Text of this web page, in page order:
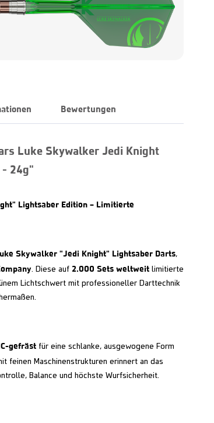
Bewertungen
Luke Skywalker Jedi Knight
24g"
Lightsaber Edition – Limitierte
Skywalker "Jedi Knight" Lightsaber Darts,
. Diese auf 2.000 Sets weltweit limitierte
Lichtschwert mit professioneller Darttechnik
gefräst für eine schlanke, ausgewogene Form
feinen Maschinenstrukturen erinnert an das
Balance und höchste Wurfsicherheit.